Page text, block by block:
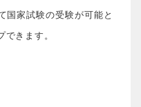
国家試験の受験が可能と
きます。